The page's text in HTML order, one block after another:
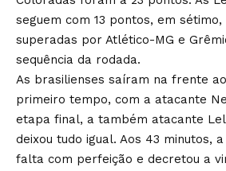
seguem com 13 pontos, em
superadas por Atlético-MG e
sequência da rodada.
As brasilienses saíram na frente
primeiro tempo, com a atacante
etapa final, a também atacante
deixou tudo igual. Aos 43 minutos,
falta com perfeição e decretou a